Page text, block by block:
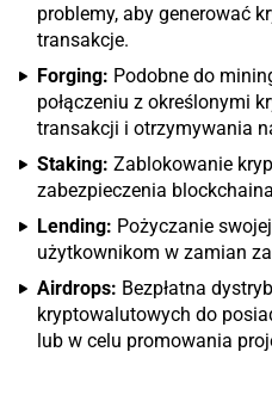
problemy, aby generować
transakcje.
Forging: Podobne do
połączeniu z określonymi
transakcji i otrzymywania
Staking: Zablokowanie
zabezpieczenia
Lending: Pożyczanie
użytkownikom w zamian
Airdrops: Bezpłatna
kryptowalutowych do
lub w celu promowania